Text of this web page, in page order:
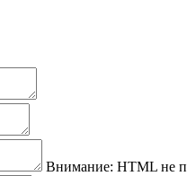
Внимание: HTML не